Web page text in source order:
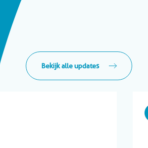
Bekijk alle updates